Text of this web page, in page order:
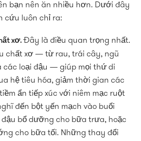
bạn nên ăn nhiều hơn. Dưới đây
cứu luôn chỉ ra:
xơ. Đây là điều quan trọng nhất.
chất xơ — từ rau, trái cây, ngũ
các loại đậu — giúp mọi thứ di
hệ tiêu hóa, giảm thời gian các
ẩn tiếp xúc với niêm mạc ruột
đến bột yến mạch vào buổi
bổ dưỡng cho bữa trưa, hoặc
cho bữa tối. Những thay đổi